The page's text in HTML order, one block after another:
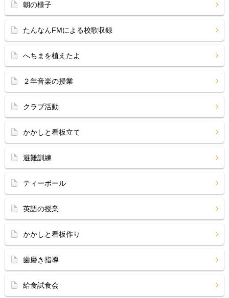
朝の様子
たんなんFMによる校歌収録
へちまを植えたよ
２年音楽の授業
クラブ活動
かかしと看板立て
避難訓練
ティーボール
英語の授業
かかしと看板作り
歯磨き指導
給食試食会